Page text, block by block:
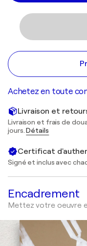
Achetez en toute
Livraison et
Livraison et frais de
jours.Détails
Certificat
Signé et inclus avec
Encadrement
Mettez votre oeuvre